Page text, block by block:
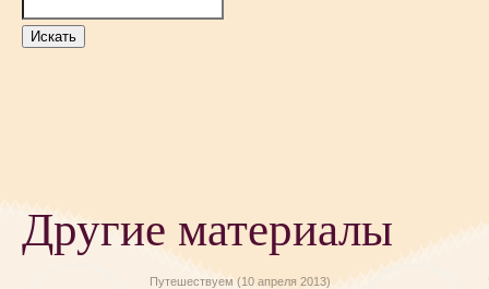
Другие материалы
Путешествуем (10 апреля 2013)